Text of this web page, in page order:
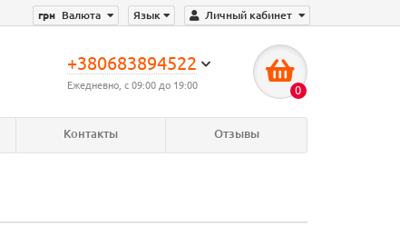
Личный кабинет
Язык
грн Валюта
+380683894522
Ежедневно, с 09:00 до 19:00 0
Контакты Отзывы